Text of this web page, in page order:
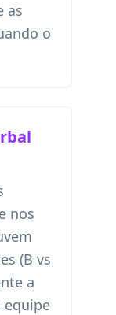
as
o
nos
(B vs
a
equipe